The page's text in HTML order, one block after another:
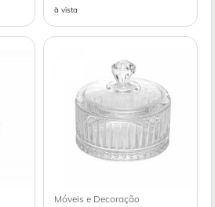
à vista
Móveis e Decoração